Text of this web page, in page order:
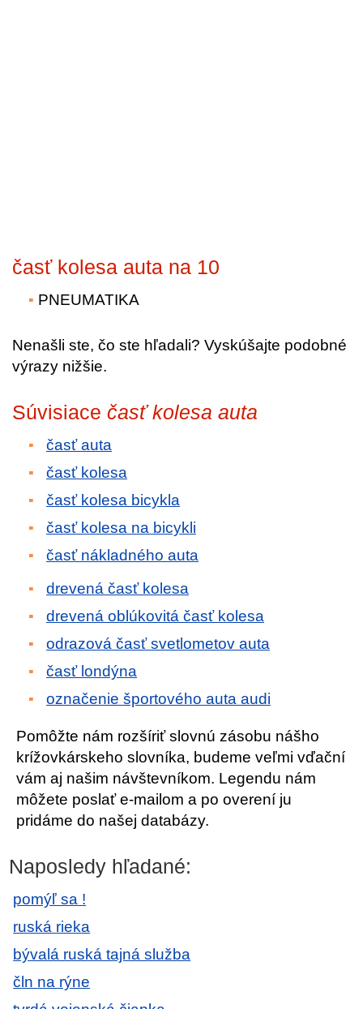
časť kolesa auta na 10
PNEUMATIKA
Nenašli ste, čo ste hľadali? Vyskúšajte podobné
výrazy nižšie.
Súvisiace časť kolesa auta
časť auta
časť kolesa
časť kolesa bicykla
časť kolesa na bicykli
časť nákladného auta
drevená časť kolesa
drevená oblúkovitá časť kolesa
odrazová časť svetlometov auta
časť londýna
označenie športového auta audi
Pomôžte nám rozšíriť slovnú zásobu nášho
krížovkárskeho slovníka, budeme veľmi vďační
vám aj našim návštevníkom. Legendu nám
môžete poslať e-mailom a po overení ju
pridáme do našej databázy.
Naposledy hľadané:
pomýľ sa !
ruská rieka
bývalá ruská tajná služba
čln na rýne